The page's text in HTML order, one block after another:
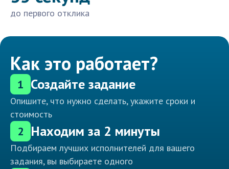
до первого отклика
Как это работает?
1 Создайте задание
Опишите, что нужно сделать, укажите сроки и
стоимость
2 Находим за 2 минуты
Подбираем лучших исполнителей для вашего
задания, вы выбираете одного